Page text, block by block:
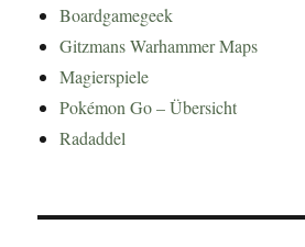
Boardgamegeek
Gitzmans Warhammer Maps
Magierspiele
Pokémon Go – Übersicht
Radaddel